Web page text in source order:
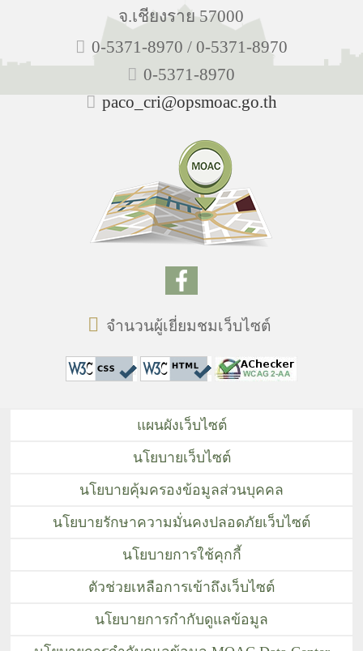
จ.เชียงราย 57000
0-5371-8970 / 0-5371-8970
0-5371-8970
paco_cri@opsmoac.go.th
จำนวนผู้เยี่ยมชมเว็บไซต์
แผนผังเว็บไซต์
นโยบายเว็บไซต์
นโยบายคุ้มครองข้อมูลส่วนบุคคล
นโยบายรักษาความมั่นคงปลอดภัยเว็บไซต์
นโยบายการใช้คุกกี้
ตัวช่วยเหลือการเข้าถึงเว็บไซต์
นโยบายการกำกับดูแลข้อมูล